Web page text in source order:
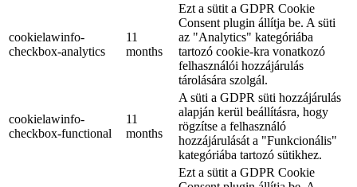
cookielawinfo-
checkbox-analytics
11
months
Ezt a sütit a GDPR Cookie
Consent plugin állítja be. A süti
az "Analytics" kategóriába
tartozó cookie-kra vonatkozó
felhasználói hozzájárulás
tárolására szolgál.
cookielawinfo-
checkbox-functional
11
months
A süti a GDPR süti hozzájárulás
alapján kerül beállításra, hogy
rögzítse a felhasználó
hozzájárulását a "Funkcionális"
kategóriába tartozó sütikhez.
Ezt a sütit a GDPR Cookie